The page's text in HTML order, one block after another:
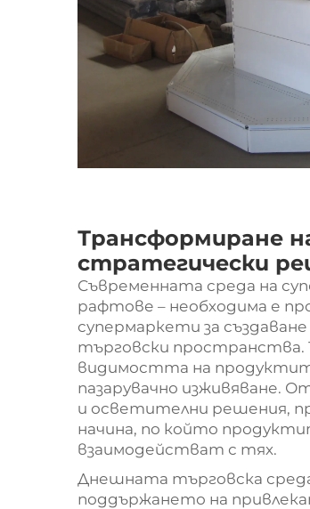
Трансформиране
стратегически
Съвременната среда на
рафтове – необходима е
супермаркети за
търговски пространства.
видимостта на
пазарувачно изживяване.
и осветителни решения,
начина, по който
взаимодействат с тях.
Днешната търговска
поддържането на